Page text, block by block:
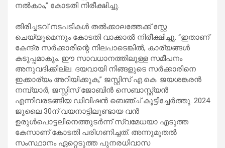
നൽകാം,” കോടതി നിരീക്ഷിച്ചു.
തിരിച്ചടവ് നടപടികൾ തൽക്കാലത്തേക്ക് സ്റ്റേ
ചെയ്യുമെന്നും കോടതി വാക്കാൽ നിരീക്ഷിച്ചു. “ഇതാണ്
കേന്ദ്ര സർക്കാരിന്റെ നിലപാടെങ്കിൽ, കാര്യങ്ങൾ
കടുപ്പമാകും. ഈ സാവധാനത്തിലുള്ള സമീപനം
അനുവദിക്കില്ല. ദയവായി നിങ്ങളുടെ സർക്കാരിനെ
ഇക്കാര്യം അറിയിക്കുക,” ജസ്റ്റിസ് എ.കെ. ജയശങ്കരൻ
നമ്പ്യാർ, ജസ്റ്റിസ് ജോബിൻ സെബാസ്റ്റ്യൻ
എന്നിവരടങ്ങിയ ഡിവിഷൻ ബെഞ്ച് കൂട്ടിച്ചേർത്തു. 2024
ജൂലൈ 30ന് വയനാട്ടിലുണ്ടായ വൻ
ഉരുൾപൊട്ടലിനെത്തുടർന്ന് സ്വമേധയാ എടുത്ത
കേസാണ് കോടതി പരിഗണിച്ചത്. അന്നുമുതൽ
സംസ്ഥാനം ഏറ്റെടുത്ത പുനരധിവാസ